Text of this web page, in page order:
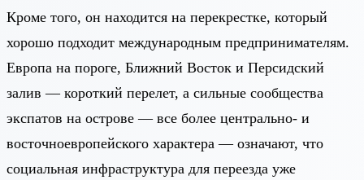
Кроме того, он находится на перекрестке, который
хорошо подходит международным предпринимателям.
Европа на пороге, Ближний Восток и Персидский
залив — короткий перелет, а сильные сообщества
экспатов на острове — все более центрально- и
восточноевропейского характера — означают, что
социальная инфраструктура для переезда уже